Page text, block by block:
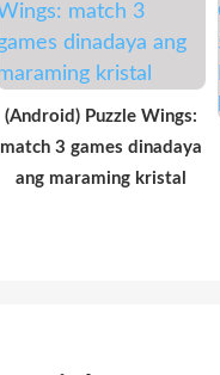
(Android) Puzzle Wings:
match 3 games dinadaya
ang maraming kristal